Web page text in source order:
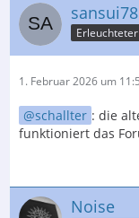
sansui78
Erleuchteter
1. Februar 2026 um
schallter : die
funktioniert das
Noise